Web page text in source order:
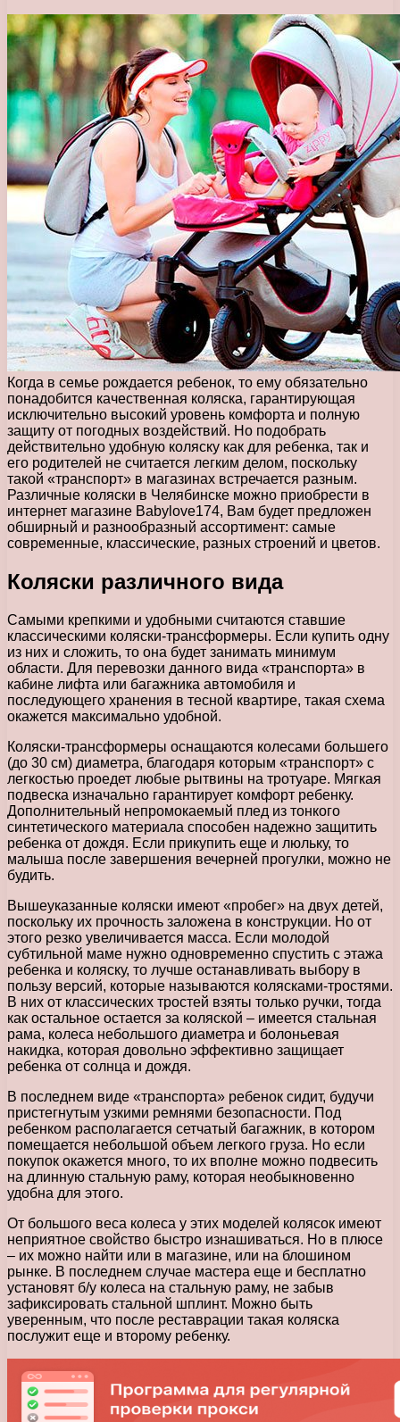
Когда в семье рождается ребенок, то ему обязательно
понадобится качественная коляска, гарантирующая
исключительно высокий уровень комфорта и полную
защиту от погодных воздействий. Но подобрать
действительно удобную коляску как для ребенка, так и
его родителей не считается легким делом, поскольку
такой «транспорт» в магазинах встречается разным.
Различные коляски в Челябинске можно приобрести в
интернет магазине Babylove174, Вам будет предложен
обширный и разнообразный ассортимент: самые
современные, классические, разных строений и цветов.
Коляски различного вида
Самыми крепкими и удобными считаются ставшие
классическими коляски-трансформеры. Если купить одну
из них и сложить, то она будет занимать минимум
области. Для перевозки данного вида «транспорта» в
кабине лифта или багажника автомобиля и
последующего хранения в тесной квартире, такая схема
окажется максимально удобной.
Коляски-трансформеры оснащаются колесами большего
(до 30 см) диаметра, благодаря которым «транспорт» с
легкостью проедет любые рытвины на тротуаре. Мягкая
подвеска изначально гарантирует комфорт ребенку.
Дополнительный непромокаемый плед из тонкого
синтетического материала способен надежно защитить
ребенка от дождя. Если прикупить еще и люльку, то
малыша после завершения вечерней прогулки, можно не
будить.
Вышеуказанные коляски имеют «пробег» на двух детей,
поскольку их прочность заложена в конструкции. Но от
этого резко увеличивается масса. Если молодой
субтильной маме нужно одновременно спустить с этажа
ребенка и коляску, то лучше останавливать выбору в
пользу версий, которые называются колясками-тростями.
В них от классических тростей взяты только ручки, тогда
как остальное остается за коляской – имеется стальная
рама, колеса небольшого диаметра и болоньевая
накидка, которая довольно эффективно защищает
ребенка от солнца и дождя.
В последнем виде «транспорта» ребенок сидит, будучи
пристегнутым узкими ремнями безопасности. Под
ребенком располагается сетчатый багажник, в котором
помещается небольшой объем легкого груза. Но если
покупок окажется много, то их вполне можно подвесить
на длинную стальную раму, которая необыкновенно
удобна для этого.
От большого веса колеса у этих моделей колясок имеют
неприятное свойство быстро изнашиваться. Но в плюсе
– их можно найти или в магазине, или на блошином
рынке. В последнем случае мастера еще и бесплатно
установят б/у колеса на стальную раму, не забыв
зафиксировать стальной шплинт. Можно быть
уверенным, что после реставрации такая коляска
послужит еще и второму ребенку.